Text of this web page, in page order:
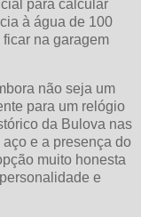
para calcular
à água de 100
na garagem
não seja um
para um relógio
da Bulova nas
e a presença do
muito honesta
e